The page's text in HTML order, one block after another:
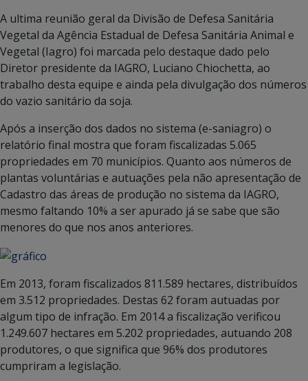
A ultima reunião geral da Divisão de Defesa Sanitária
Vegetal da Agência Estadual de Defesa Sanitária Animal e
Vegetal (Iagro) foi marcada pelo destaque dado pelo
Diretor presidente da IAGRO, Luciano Chiochetta, ao
trabalho desta equipe e ainda pela divulgação dos números
do vazio sanitário da soja.
Após a inserção dos dados no sistema (e-saniagro) o
relatório final mostra que foram fiscalizadas 5.065
propriedades em 70 municípios. Quanto aos números de
plantas voluntárias e autuações pela não apresentação de
Cadastro das áreas de produção no sistema da IAGRO,
mesmo faltando 10% a ser apurado já se sabe que são
menores do que nos anos anteriores.
Em 2013, foram fiscalizados 811.589 hectares, distribuídos
em 3.512 propriedades. Destas 62 foram autuadas por
algum tipo de infração. Em 2014 a fiscalização verificou
1.249.607 hectares em 5.202 propriedades, autuando 208
produtores, o que significa que 96% dos produtores
cumpriram a legislação.